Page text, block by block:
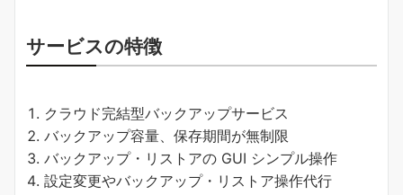
サービスの特徴
クラウド完結型バックアップサービス
バックアップ容量、保存期間が無制限
バックアップ・リストアの GUI シンプル操作
設定変更やバックアップ・リストア操作代行